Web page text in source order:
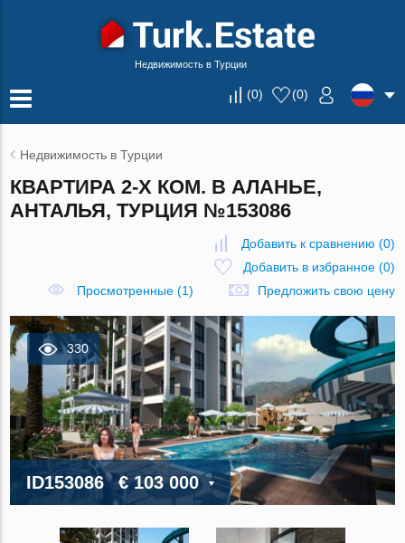
Недвижимость в Турции
(0) (0)
Недвижимость в Турции
КВАРТИРА 2-Х КОМ. В АЛАНЬЕ,
АНТАЛЬЯ, ТУРЦИЯ №153086
Добавить к сравнению (0)
Добавить в избранное(0)
Просмотренные (1)
Предложить свою цену
330
ID153086 € 103 000